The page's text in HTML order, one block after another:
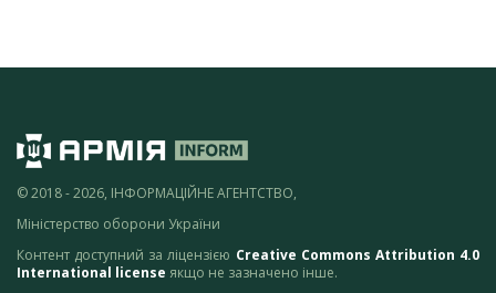
© 2018 - 2026, ІНФОРМАЦІЙНЕ АГЕНТСТВО,
Міністерство оборони України
Контент доступний за ліцензією Creative Commons Attribution 4.0
International license якщо не зазначено інше.